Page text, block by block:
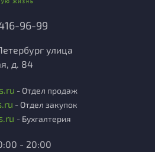
96-99
улица
д. 84
- Отдел продаж
- Отдел закупок
- Бухгалтерия
- 20:00